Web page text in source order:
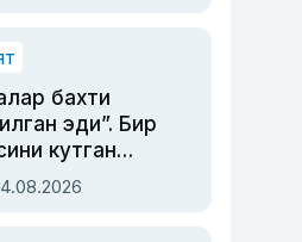
бахти
эди”. Бир
кутган
дубльяж